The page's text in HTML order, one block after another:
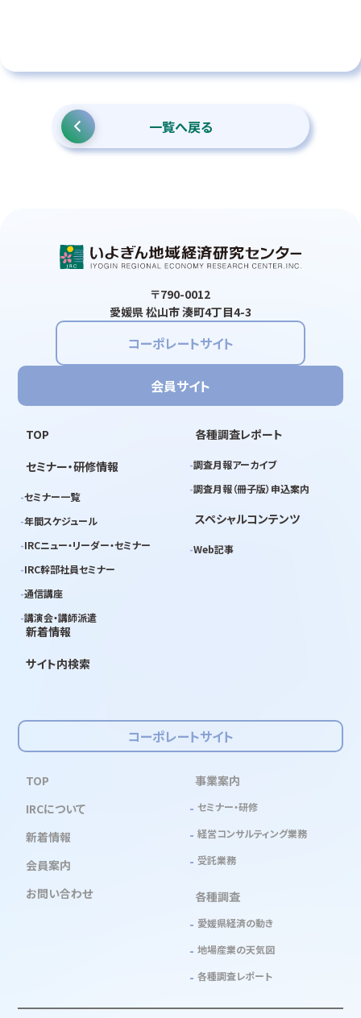
一覧へ戻る
〒790-0012
愛媛県 松山市 湊町4丁目4-3
コーポレートサイト
会員サイト
TOP
セミナー・研修情報
セミナー一覧
年間スケジュール
IRCニュー・リーダー・セミナー
IRC幹部社員セミナー
通信講座
講演会・講師派遣
各種調査レポート
調査月報アーカイブ
調査月報（冊子版）申込案内
スペシャルコンテンツ
Web記事
新着情報
サイト内検索
コーポレートサイト
TOP
IRCについて
新着情報
会員案内
お問い合わせ
事業案内
セミナー・研修
経営コンサルティング業務
受託業務
各種調査
愛媛県経済の動き
地場産業の天気図
各種調査レポート